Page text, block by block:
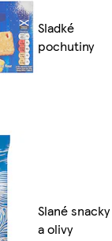
Sladké
pochutiny
Slané snacky
a olivy